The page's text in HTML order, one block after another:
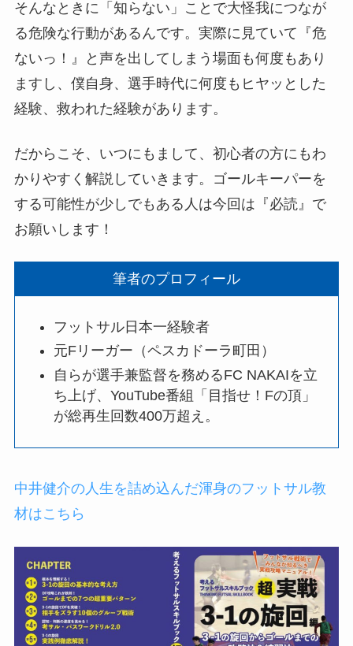
そんなときに「知らない」ことで大怪我につなが
る危険な行動があるんです。実際に見ていて『危
ないっ！』と声を出してしまう場面も何度もあり
ますし、僕自身、選手時代に何度もヒヤッとした
経験、救われた経験があります。
だからこそ、いつにもまして、初心者の方にもわ
かりやすく解説していきます。ゴールキーパーを
する可能性が少しでもある人は今回は『必読』で
お願いします！
筆者のプロフィール
フットサル日本一経験者
元Fリーガー（ペスカドーラ町田）
自らが選手兼監督を務めるFC NAKAIを立
ち上げ、YouTube番組「目指せ！Fの頂」
が総再生回数400万超え。
中井健介の人生を詰め込んだ渾身のフットサル教
材はこちら